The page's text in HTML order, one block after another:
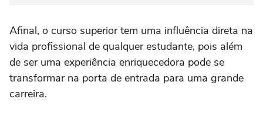
Afinal, o curso superior tem uma influência direta na
vida profissional de qualquer estudante, pois além
de ser uma experiência enriquecedora pode se
transformar na porta de entrada para uma grande
carreira.